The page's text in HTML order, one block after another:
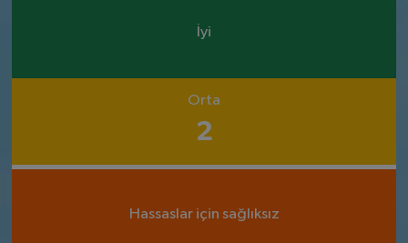
İyi
Orta
2
Hassaslar için sağlıksız